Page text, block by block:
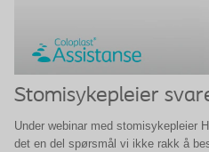
Stomisykepleier
Under webinar med stomisykepleier
det en del spørsmål vi ikke rakk å